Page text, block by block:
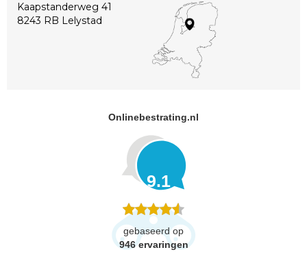
Kaapstanderweg 41
8243 RB Lelystad
Onlinebestrating.nl
9.1
gebaseerd op
946 ervaringen